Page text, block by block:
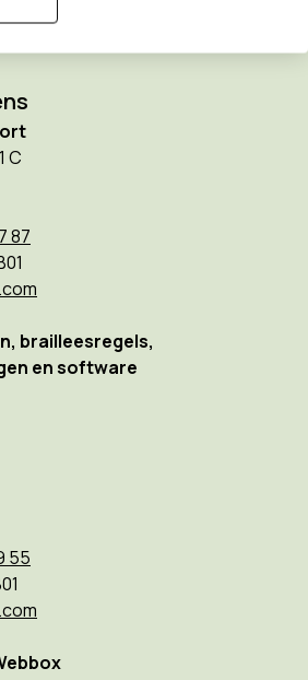
C
87
brailleesregels,
en software
55